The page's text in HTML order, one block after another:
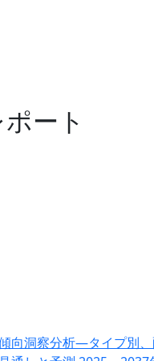
ート
向洞察分析―タイプ別